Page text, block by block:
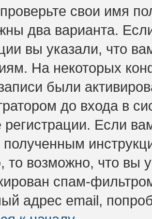
свои имя
два варианта.
вы указали, что
На некоторых
были
до входа в
регистрации. Если
полученным
то возможно, что вы
спам-
адрес email,